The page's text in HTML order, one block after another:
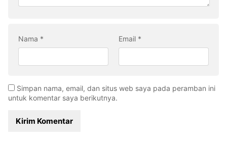
Nama * Email *
Simpan nama, email, dan situs web saya pada peramban ini
untuk komentar saya berikutnya.